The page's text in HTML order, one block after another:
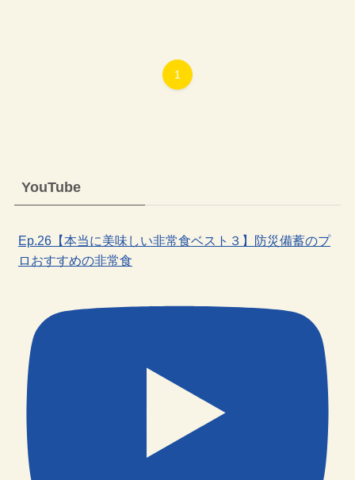
1
YouTube
Ep.26【本当に美味しい非常食ベスト３】防災備蓄のプ
ロおすすめの非常食